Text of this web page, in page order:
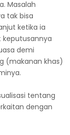
Masalah
tak bisa
ketika ia
keputusannya
demi
(makanan khas)
tentang
dengan